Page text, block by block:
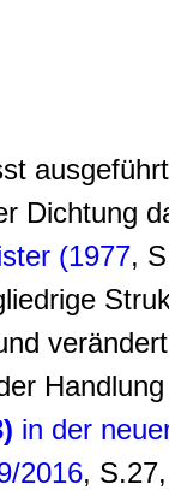
Dichtung
(1977,
in der
2016,